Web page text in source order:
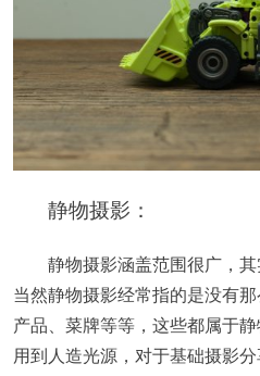
静物摄影：
静物摄影涵盖范围很广，其
当然静物摄影经常指的是没有那
产品、菜牌等等，这些都属于
用到人造光源，对于基础摄影